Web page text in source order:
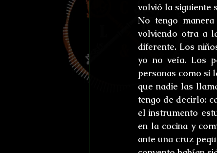
volvió la siguiente
No tengo
volviendo otra a
diferente. Los
yo no veía. Los
personas como si
que nadie las
tengo de decirlo:
el instrumento
en la cocina y
ante una cruz